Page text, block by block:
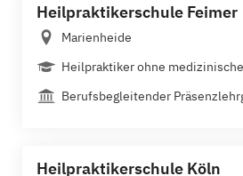
Heilpraktikerschule Feimer
Marienheide
Heilpraktiker ohne
Berufsbegleitender
Heilpraktikerschule Köln